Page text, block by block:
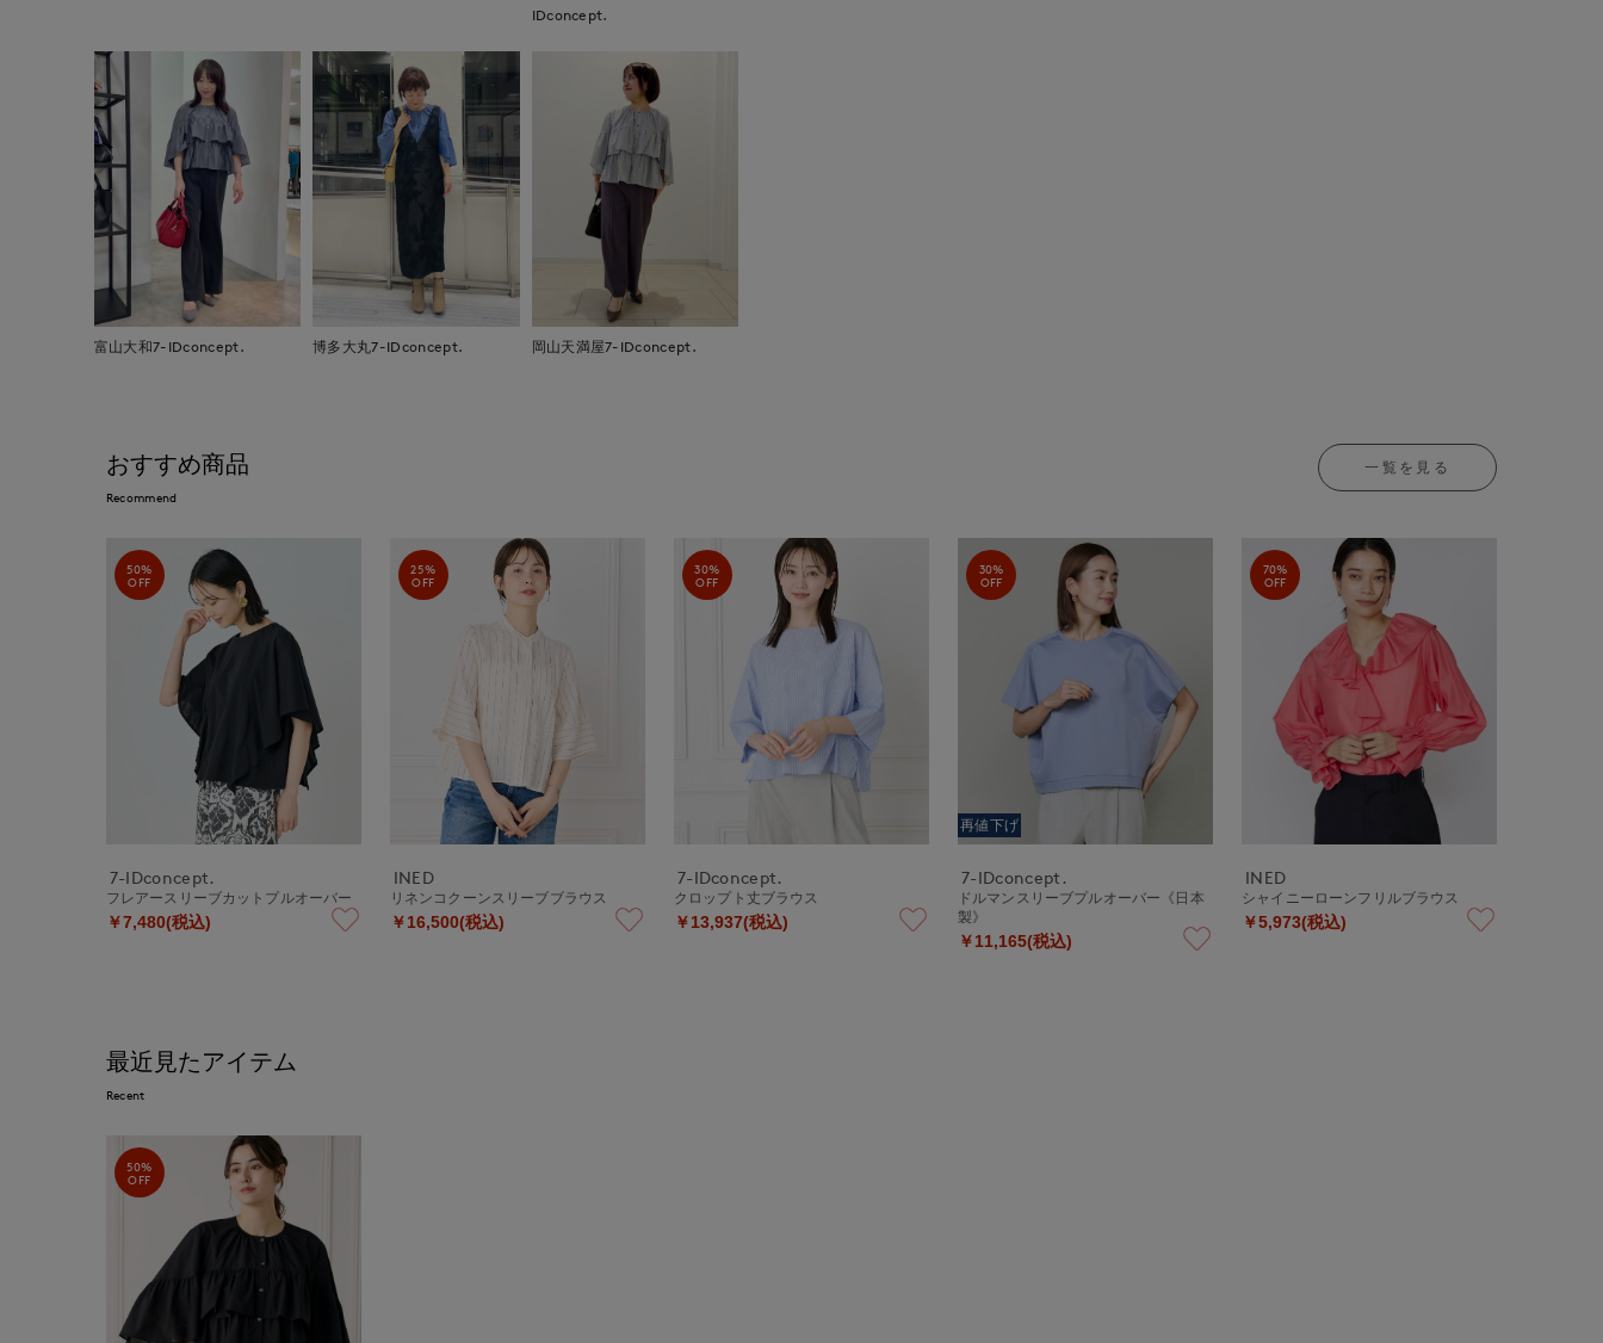
IDconcept.
富山大和7-IDconcept. 博多大丸7-IDconcept. 岡山天満屋7-IDconcept.
おすすめ商品
Recommend
一覧を見る
50%
OFF
7-IDconcept.
フレアースリーブカットプルオーバー
￥7,480(税込)
25%
OFF
INED
リネンコクーンスリーブブラウス
￥16,500(税込)
30%
OFF
7-IDconcept.
クロップト丈ブラウス
￥13,937(税込)
30%
OFF
再値下げ
7-IDconcept.
ドルマンスリーブプルオーバー《日本
製》
￥11,165(税込)
70%
OFF
INED
シャイニーローンフリルブラウス
￥5,973(税込)
最近見たアイテム
Recent
50%
OFF